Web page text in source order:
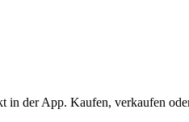
der App. Kaufen, verkaufen